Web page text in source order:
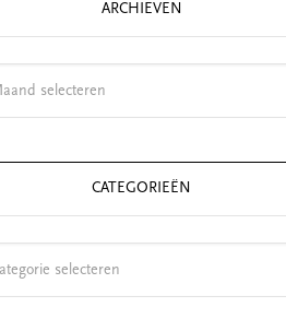
ARCHIEVEN
CATEGORIEËN